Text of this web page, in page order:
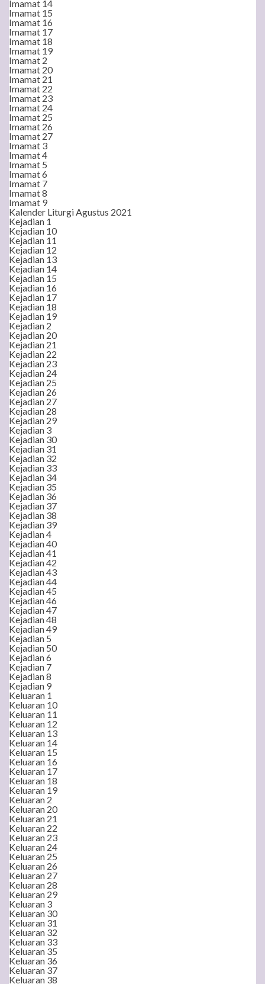
Imamat 14
Imamat 15
Imamat 16
Imamat 17
Imamat 18
Imamat 19
Imamat 2
Imamat 20
Imamat 21
Imamat 22
Imamat 23
Imamat 24
Imamat 25
Imamat 26
Imamat 27
Imamat 3
Imamat 4
Imamat 5
Imamat 6
Imamat 7
Imamat 8
Imamat 9
Kalender Liturgi Agustus 2021
Kejadian 1
Kejadian 10
Kejadian 11
Kejadian 12
Kejadian 13
Kejadian 14
Kejadian 15
Kejadian 16
Kejadian 17
Kejadian 18
Kejadian 19
Kejadian 2
Kejadian 20
Kejadian 21
Kejadian 22
Kejadian 23
Kejadian 24
Kejadian 25
Kejadian 26
Kejadian 27
Kejadian 28
Kejadian 29
Kejadian 3
Kejadian 30
Kejadian 31
Kejadian 32
Kejadian 33
Kejadian 34
Kejadian 35
Kejadian 36
Kejadian 37
Kejadian 38
Kejadian 39
Kejadian 4
Kejadian 40
Kejadian 41
Kejadian 42
Kejadian 43
Kejadian 44
Kejadian 45
Kejadian 46
Kejadian 47
Kejadian 48
Kejadian 49
Kejadian 5
Kejadian 50
Kejadian 6
Kejadian 7
Kejadian 8
Kejadian 9
Keluaran 1
Keluaran 10
Keluaran 11
Keluaran 12
Keluaran 13
Keluaran 14
Keluaran 15
Keluaran 16
Keluaran 17
Keluaran 18
Keluaran 19
Keluaran 2
Keluaran 20
Keluaran 21
Keluaran 22
Keluaran 23
Keluaran 24
Keluaran 25
Keluaran 26
Keluaran 27
Keluaran 28
Keluaran 29
Keluaran 3
Keluaran 30
Keluaran 31
Keluaran 32
Keluaran 33
Keluaran 35
Keluaran 36
Keluaran 37
Keluaran 38